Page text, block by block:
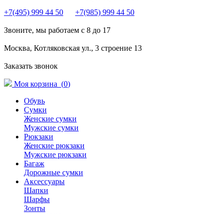
+7(495) 999 44 50 +7(985) 999 44 50
Звоните, мы работаем с 8 до 17
Москва, Котляковская ул., 3 строение 13
Заказать звонок
Моя корзина (0)
Обувь
Сумки
Женские сумки
Мужские сумки
Рюкзаки
Женские рюкзаки
Мужские рюкзаки
Багаж
Дорожные сумки
Аксессуары
Шапки
Шарфы
Зонты